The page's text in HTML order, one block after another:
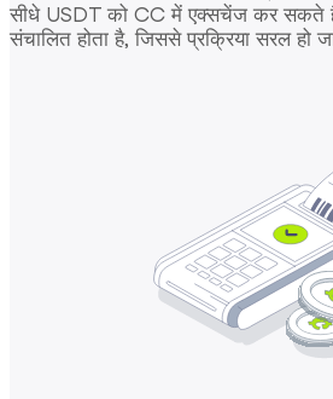
सीधे USDT को CC में एक्सचेंज कर सकते
संचालित होता है, जिससे प्रक्रिया सरल हो